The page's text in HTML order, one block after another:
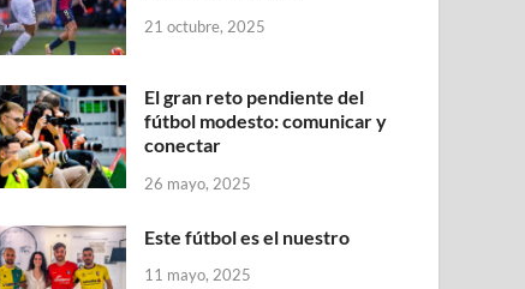
21 octubre, 2025
El gran reto pendiente del
fútbol modesto: comunicar y
conectar
26 mayo, 2025
Este fútbol es el nuestro
11 mayo, 2025